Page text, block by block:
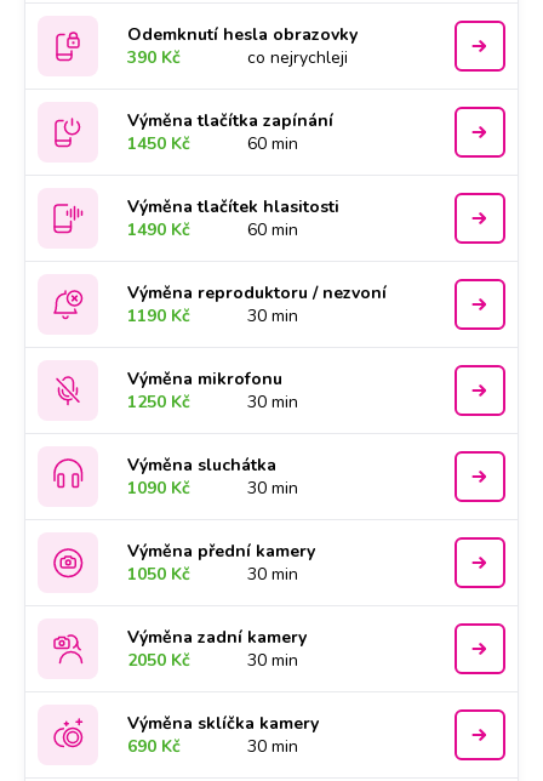
Odemknutí hesla obrazovky
390 Kč
co nejrychleji
Výměna tlačítka zapínání
1450 Kč
60 min
Výměna tlačítek hlasitosti
1490 Kč
60 min
Výměna reproduktoru / nezvoní
1190 Kč
30 min
Výměna mikrofonu
1250 Kč
30 min
Výměna sluchátka
1090 Kč
30 min
Výměna přední kamery
1050 Kč
30 min
Výměna zadní kamery
2050 Kč
30 min
Výměna sklíčka kamery
690 Kč
30 min